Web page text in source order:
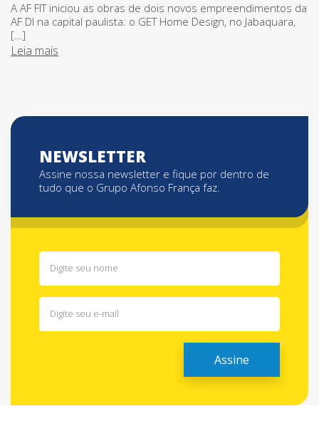
A AF FIT iniciou as obras de dois novos empreendimentos da
AF DI na capital paulista: o GET Home Design, no Jabaquara,
[…]
Leia mais
NEWSLETTER
Assine nossa newsletter e fique por dentro de
tudo que o Grupo Afonso França faz.